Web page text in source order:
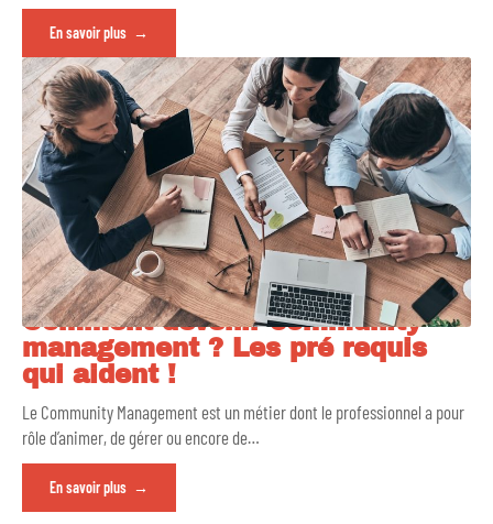
En savoir plus
Comment devenir community
management ? Les pré requis
qui aident !
Le Community Management est un métier dont le professionnel a pour
rôle d’animer, de gérer ou encore de…
En savoir plus